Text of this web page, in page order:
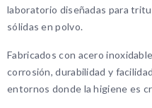
laboratorio diseñadas para
sólidas en polvo.
Fabricados con acero
corrosión, durabilidad y
entornos donde la higiene es